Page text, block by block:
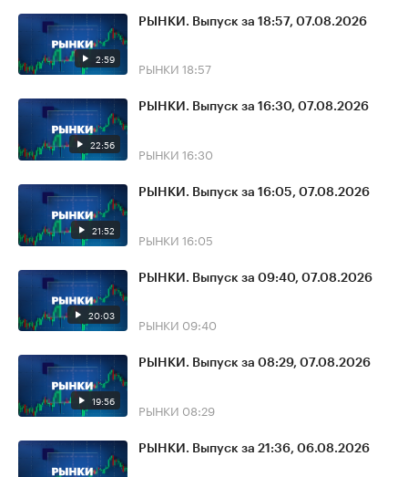
2:59
РЫНКИ. Выпуск за 18:57, 07.08.2026
РЫНКИ 18:57
22:56
РЫНКИ. Выпуск за 16:30, 07.08.2026
РЫНКИ 16:30
21:52
РЫНКИ. Выпуск за 16:05, 07.08.2026
РЫНКИ 16:05
20:03
РЫНКИ. Выпуск за 09:40, 07.08.2026
РЫНКИ 09:40
19:56
РЫНКИ. Выпуск за 08:29, 07.08.2026
РЫНКИ 08:29
РЫНКИ. Выпуск за 21:36, 06.08.2026